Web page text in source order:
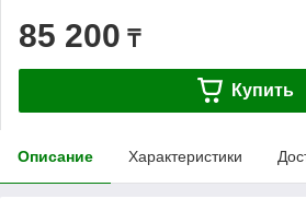
85 200 ₸
Купить
Описание Характеристики